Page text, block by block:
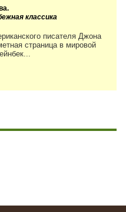
классика
писателя Джона
страница в мировой